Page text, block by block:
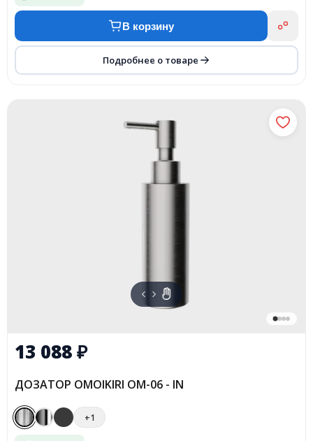
В корзину
Подробнее о товаре
13 088₽
ДОЗАТОР OMOIKIRI OM-06 - IN
+1